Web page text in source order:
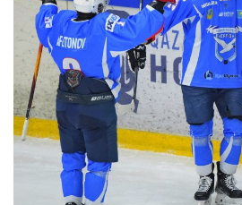
СПОРТ
Чек-лист
РАЗВЛЕЧЕНИЯ
OFFICIAL